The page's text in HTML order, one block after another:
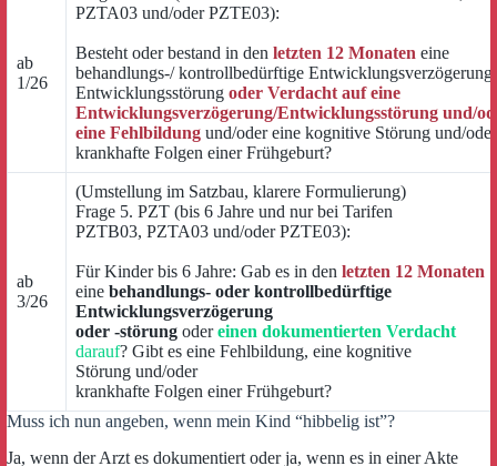
ab
1/26
PZTA03 und/oder PZTE03):
Besteht oder bestand in den letzten 12 Monaten eine
behandlungs-/ kontrollbedürftige Entwicklungsverzögerung
Entwicklungsstörung oder Verdacht auf eine
Entwicklungsverzögerung/Entwicklungsstörung und/
eine Fehlbildung und/oder eine kognitive Störung und/oder
krankhafte Folgen einer Frühgeburt?
ab
3/26
(Umstellung im Satzbau, klarere Formulierung)
Frage 5. PZT (bis 6 Jahre und nur bei Tarifen
PZTB03, PZTA03 und/oder PZTE03):
Für Kinder bis 6 Jahre: Gab es in den letzten 12 Monaten
eine behandlungs- oder kontrollbedürftige
Entwicklungsverzögerung
oder -störung odereinen dokumentierten Verdacht
darauf? Gibt es eine Fehlbildung, eine kognitive
Störung und/oder
krankhafte Folgen einer Frühgeburt?
Muss ich nun angeben, wenn mein Kind “hibbelig ist”?
Ja, wenn der Arzt es dokumentiert oder ja, wenn es in einer Akte